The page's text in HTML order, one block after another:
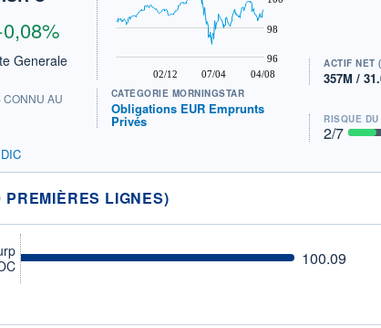
Generale
AU
02/12 07/04 04/08
96
98
CATÉGORIE MORNINGSTAR
Obligations EUR Emprunts
Privés
ACTIF NET
357M /
RISQUE
2/7
LIGNES)
100.09